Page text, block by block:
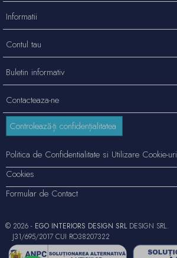
Contacteaza-ne
Informatii
Contul tau
Buletin informativ
Controlează-ți confidențialitatea
Politica de Confidentialitate si Utilizare Cookie-uri
Cookies
Formular de Contact
© 2026 - EGO INTERIORS DESIGN SRLDESIGN SRL.
J31/695/2017 CUI RO38207322